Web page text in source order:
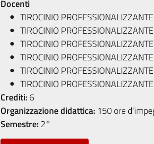
Docenti
TIROCINIO
TIROCINIO
TIROCINIO
TIROCINIO
TIROCINIO
TIROCINIO
Crediti:6
Organizzazione didattica:150 ore
Semestre:2°